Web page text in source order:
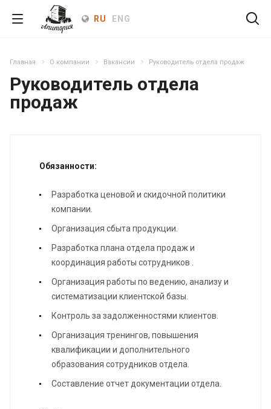
RU ENG
Главная О компании Вакансии Руководитель отдела продаж
Руководитель отдела
продаж
Обязанности:
Разработка ценовой и скидочной политики
компании.
Организация сбыта продукции.
Разработка плана отдела продаж и
координация работы сотрудников .
Организация работы по ведению, анализу и
систематизации клиентской базы.
Контроль за задолженностями клиентов.
Организация тренингов, повышения
квалификации и дополнительного
образования сотрудников отдела.
Составление отчет документации отдела.